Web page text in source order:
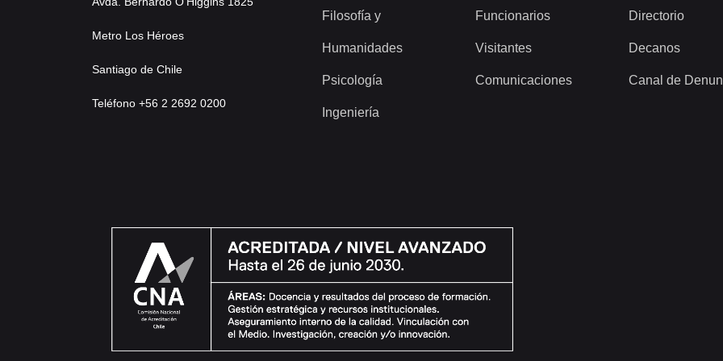
Metro Los Héroes
Santiago de Chile
Teléfono +56 2 2692 0200
Filosofía y
Humanidades
Psicología
Ingeniería
Funcionarios
Visitantes
Comunicaciones
Directorio
Decanos
Canal de